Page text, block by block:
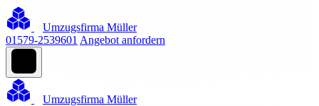
Umzugsfirma Müller
01579-2539601 Angebot anfordern
Umzugsfirma Müller